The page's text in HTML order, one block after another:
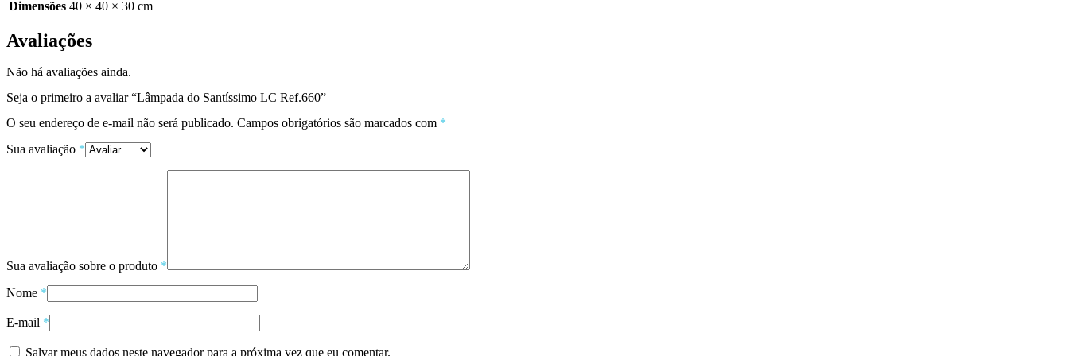
Dimensões 40 × 40 × 30 cm
Avaliações
Não há avaliações ainda.
Seja o primeiro a avaliar “Lâmpada do Santíssimo LC Ref.660”
O seu endereço de e-mail não será publicado. Campos obrigatórios são marcados com *
Sua avaliação *
Sua avaliação sobre o produto *
Nome *
E-mail *
Salvar meus dados neste navegador para a próxima vez que eu comentar.